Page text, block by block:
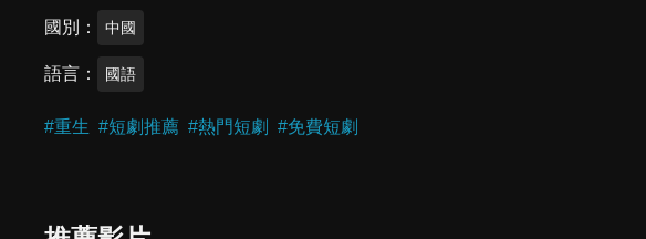
國別 中國
語言 國語
#重生 #短劇推薦 #熱門短劇 #免費短劇